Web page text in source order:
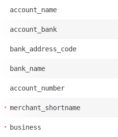
account_name
account_bank
bank_address_code
bank_name
account_number
merchant_shortname
business